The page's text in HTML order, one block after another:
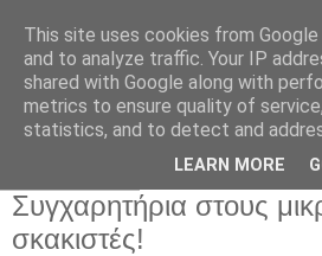
Παιδικός
Νηπιαγωγείο
Συγχαρητήρια στους
σκακιστές!
This site uses cookies from
and to analyze traffic. Your IP
shared with Google along with
metrics to ensure quality of
statistics, and to detect and
LEARN MORE